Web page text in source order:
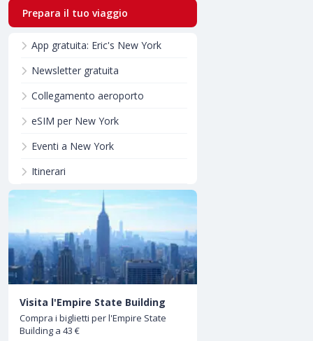
Prepara il tuo viaggio
App gratuita: Eric's New York
Newsletter gratuita
Collegamento aeroporto
eSIM per New York
Eventi a New York
Itinerari
Visita l'Empire State Building
Compra i biglietti per l'Empire State
Building a 43 €